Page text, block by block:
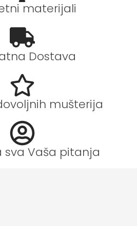
materijali
Dostava
mušterija
sva Vaša pitanja